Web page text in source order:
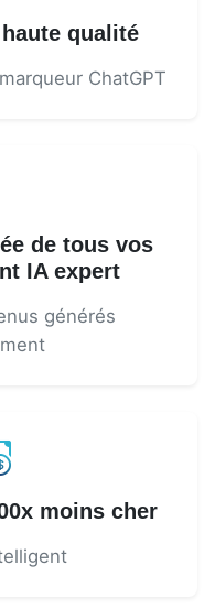
qualité
ChatGPT
de tous vos
IA expert
générés
moins cher